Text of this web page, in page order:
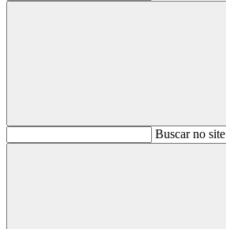
BuscarBuscar no site